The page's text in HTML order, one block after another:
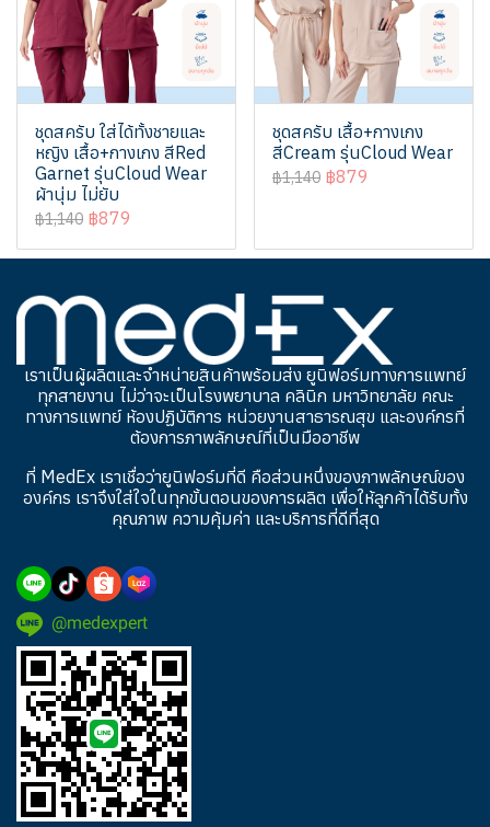
ชุดสครับ ใส่ได้ทั้งชายและ
หญิง เสื้อ+กางเกง สีRed
Garnet รุ่นCloud Wear
ผ้านุ่ม ไม่ยับ
฿1,140 ฿879
ชุดสครับ เสื้อ+กางเกง
สีCream รุ่นCloud Wear
฿1,140 ฿879
เราเป็นผู้ผลิตและจำหน่ายสินค้าพร้อมส่ง ยูนิฟอร์มทางการแพทย์
ทุกสายงาน ไม่ว่าจะเป็นโรงพยาบาล คลินิก มหาวิทยาลัย คณะ
ทางการแพทย์ ห้องปฏิบัติการ หน่วยงานสาธารณสุข และองค์กรที่
ต้องการภาพลักษณ์ที่เป็นมืออาชีพ
ที่ MedEx เราเชื่อว่ายูนิฟอร์มที่ดี คือส่วนหนึ่งของภาพลักษณ์ของ
องค์กร เราจึงใส่ใจในทุกขั้นตอนของการผลิต เพื่อให้ลูกค้าได้รับทั้ง
คุณภาพ ความคุ้มค่า และบริการที่ดีที่สุด
@medexpert